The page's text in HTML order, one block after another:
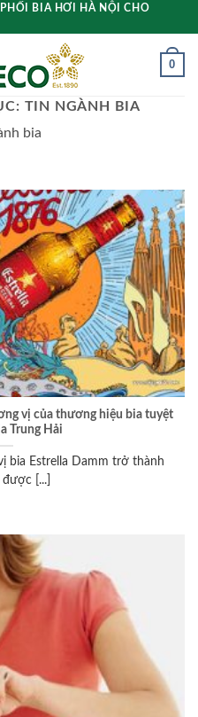
BIA HƠI HÀ NỘI CHO
0
TIN NGÀNH BIA
bia
vị của thương hiệu bia tuyệt
Trung Hải
bia Estrella Damm trở thành
[...]